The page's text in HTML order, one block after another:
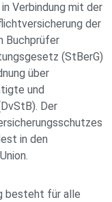
Verbindung mit der
der
Buchprüfer
(StBerG)
über
und
Der
in den
besteht für alle